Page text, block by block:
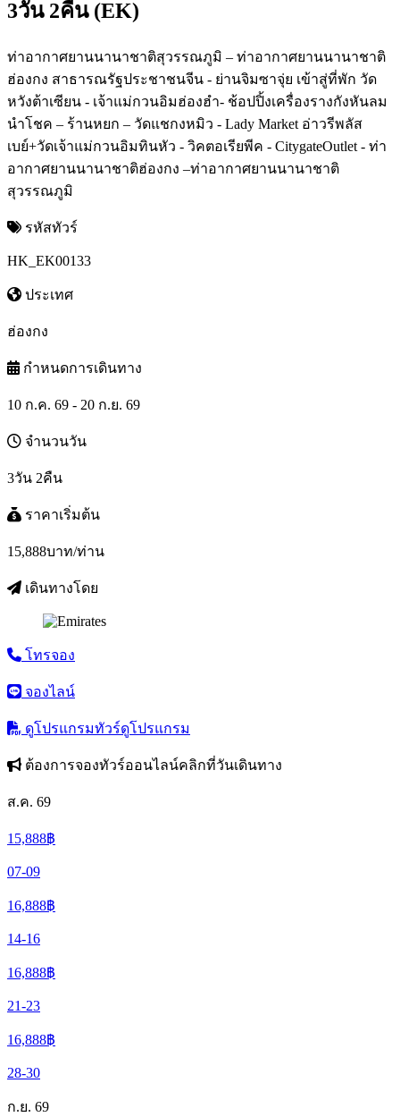
3วัน 2คืน (EK)
ท่าอากาศยานนานาชาติสุวรรณภูมิ – ท่าอากาศยานนานาชาติ
ฮ่องกง สาธารณรัฐประชาชนจีน - ย่านจิมซาจุ่ย เข้าสู่ที่พัก วัด
หวังต้าเซียน - เจ้าแม่กวนอิมฮ่องฮำ- ช้อปปิ้งเครื่องรางกังหันลม
นำโชค – ร้านหยก – วัดแชกงหมิว - Lady Market อ่าวรีพลัส
เบย์+วัดเจ้าแม่กวนอิมทินหัว - วิคตอเรียพีค - CitygateOutlet - ท่า
อากาศยานนานาชาติฮ่องกง –ท่าอากาศยานนานาชาติ
สุวรรณภูมิ
รหัสทัวร์
HK_EK00133
ประเทศ
ฮ่องกง
กำหนดการเดินทาง
10 ก.ค. 69 - 20 ก.ย. 69
จำนวนวัน
3วัน 2คืน
ราคาเริ่มต้น
15,888บาท/ท่าน
เดินทางโดย
โทรจอง
จองไลน์
ดูโปรแกรมทัวร์ดูโปรแกรม
ต้องการจองทัวร์ออนไลน์คลิกที่วันเดินทาง
ส.ค. 69
15,888฿
07-09
16,888฿
14-16
16,888฿
21-23
16,888฿
28-30
ก.ย. 69